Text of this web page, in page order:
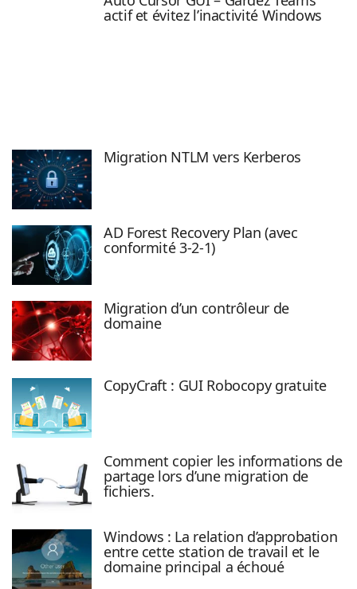
actif et évitez l’inactivité Windows
Migration NTLM vers Kerberos
AD Forest Recovery Plan (avec
conformité 3-2-1)
Migration d’un contrôleur de
domaine
CopyCraft : GUI Robocopy gratuite
Comment copier les informations de
partage lors d’une migration de
fichiers.
Windows : La relation d’approbation
entre cette station de travail et le
domaine principal a échoué